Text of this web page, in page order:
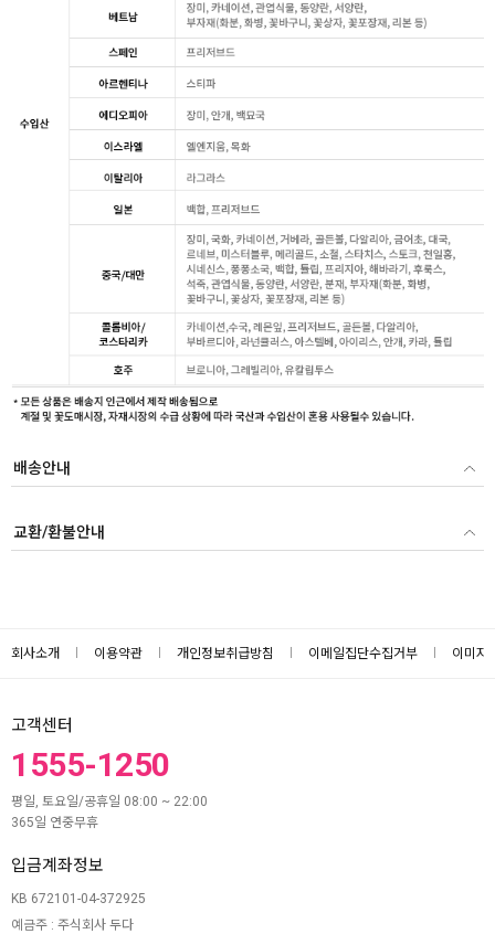
배송안내
교환/환불안내
회사소개 이용약관 개인정보취급방침 이메일집단수집거부 이미지
고객센터
1555-1250
평일, 토요일/공휴일 08:00 ~ 22:00
365일 연중무휴
입금계좌정보
KB 672101-04-372925
예금주 : 주식회사 두다